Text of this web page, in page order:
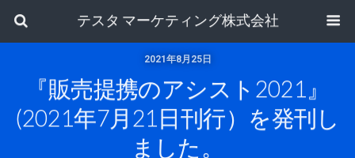
テスタ マーケティング株式会社
2021年8月25日
『販売提携のアシスト2021』
(2021年7月21日刊行）を発刊し
ました。